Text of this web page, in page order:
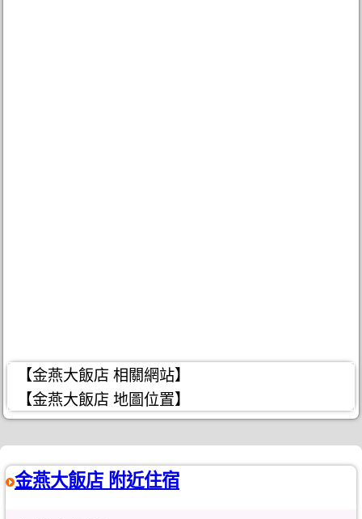
【金燕大飯店 相關網站】
【金燕大飯店 地圖位置】
金燕大飯店 附近住宿